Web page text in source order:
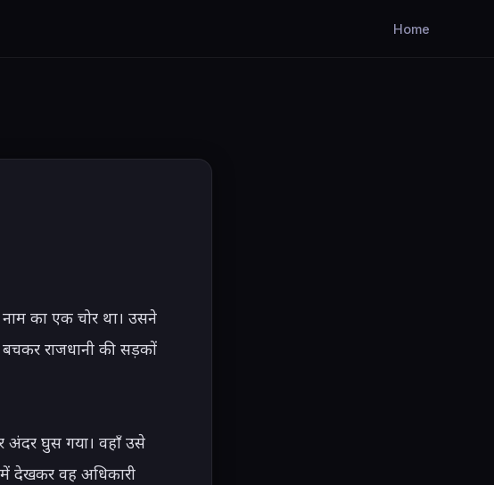
Home
नाम का एक चोर था। उसने
राजधानी की सड़कों
अंदर घुस गया। वहाँ उसे
देखकर वह अधिकारी